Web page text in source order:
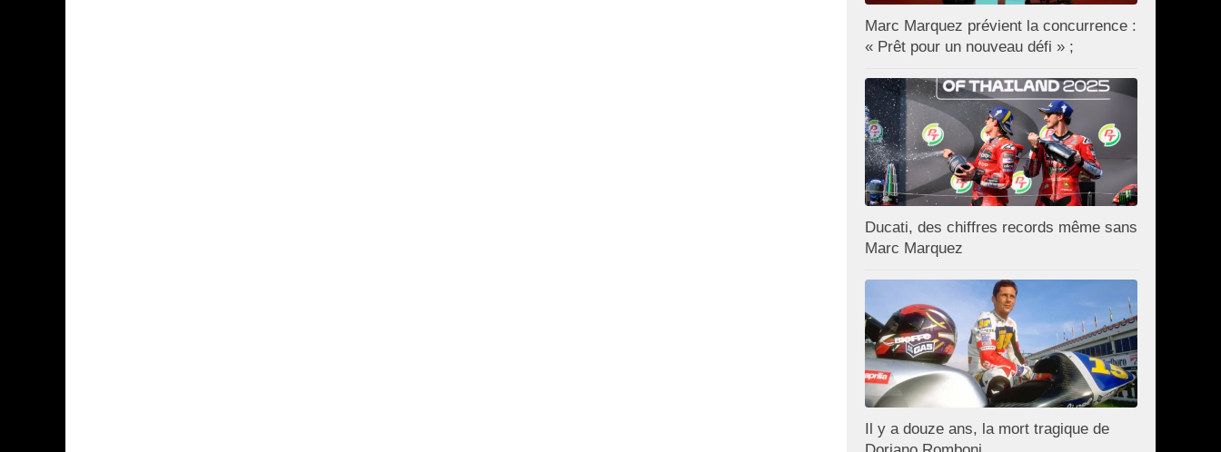
Marc Marquez prévient la concurrence :
« Prêt pour un nouveau défi » ;
Ducati, des chiffres records même sans
Marc Marquez
Il y a douze ans, la mort tragique de